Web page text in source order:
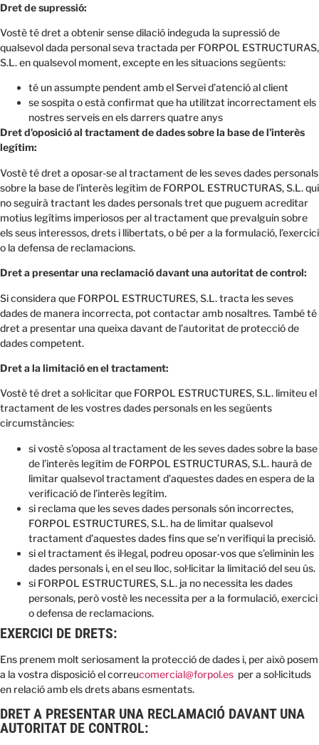
Dret de supressió:
Vostè té dret a obtenir sense dilació indeguda la supressió de
qualsevol dada personal seva tractada per FORPOL ESTRUCTURAS,
S.L. en qualsevol moment, excepte en les situacions següents:
té un assumpte pendent amb el Servei d’atenció al client
se sospita o està confirmat que ha utilitzat incorrectament els
nostres serveis en els darrers quatre anys
Dret d’oposició al tractament de dades sobre la base de l’interès
legítim:
Vostè té dret a oposar-se al tractament de les seves dades personals
sobre la base de l’interès legítim de FORPOL ESTRUCTURAS, S.L. qui
no seguirà tractant les dades personals tret que puguem acreditar
motius legítims imperiosos per al tractament que prevalguin sobre
els seus interessos, drets i llibertats, o bé per a la formulació, l’exercici
o la defensa de reclamacions.
Dret a presentar una reclamació davant una autoritat de control:
Si considera que FORPOL ESTRUCTURES, S.L. tracta les seves
dades de manera incorrecta, pot contactar amb nosaltres. També té
dret a presentar una queixa davant de l’autoritat de protecció de
dades competent.
Dret a la limitació en el tractament:
Vostè té dret a sol·licitar que FORPOL ESTRUCTURES, S.L. limiteu el
tractament de les vostres dades personals en les següents
circumstàncies:
si vostè s’oposa al tractament de les seves dades sobre la base
de l’interès legítim de FORPOL ESTRUCTURAS, S.L. haurà de
limitar qualsevol tractament d’aquestes dades en espera de la
verificació de l’interès legítim.
si reclama que les seves dades personals són incorrectes,
FORPOL ESTRUCTURES, S.L. ha de limitar qualsevol
tractament d’aquestes dades fins que se’n verifiqui la precisió.
si el tractament és il·legal, podreu oposar-vos que s’eliminin les
dades personals i, en el seu lloc, sol·licitar la limitació del seu ús.
si FORPOL ESTRUCTURES, S.L. ja no necessita les dades
personals, però vostè les necessita per a la formulació, exercici
o defensa de reclamacions.
EXERCICI DE DRETS:
Ens prenem molt seriosament la protecció de dades i, per això posem
a la vostra disposició el correucomercial@forpol.es per a sol·licituds
en relació amb els drets abans esmentats.
DRET A PRESENTAR UNA RECLAMACIÓ DAVANT UNA
AUTORITAT DE CONTROL: